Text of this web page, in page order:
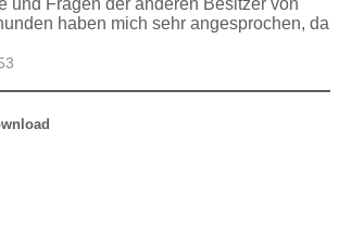
und Fragen der anderen Besitzer von
haben mich sehr angesprochen, da